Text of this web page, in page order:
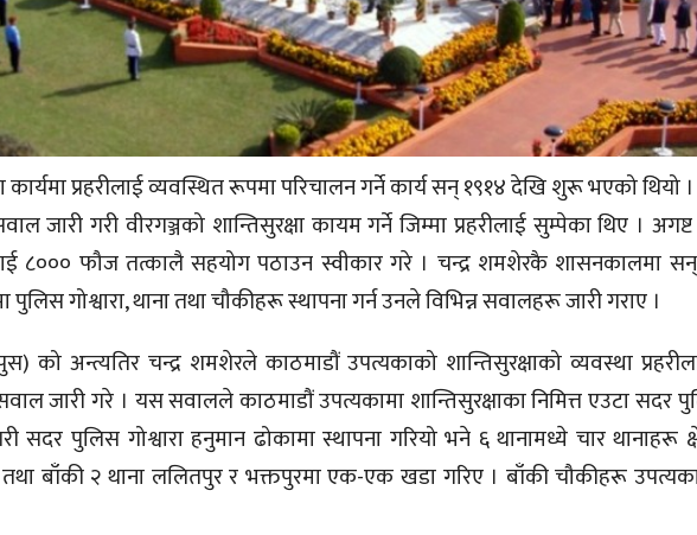
कार्यमा प्रहरीलाई व्यवस्थित रूपमा परिचालन गर्ने कार्य सन् १९१४ देखि शुरू भएको थियो
जारी गरी वीरगञ्जको शान्तिसुरक्षा कायम गर्ने जिम्मा प्रहरीलाई सुम्पेका थिए । अगष्ट
८००० फौज तत्कालै सहयोग पठाउन स्वीकार गरे । चन्द्र शमशेरकै शासनकालमा
गोश्वारा, थाना तथा चौकीहरू स्थापना गर्न उनले विभिन्न सवालहरू जारी गराए ।
को अन्त्यतिर चन्द्र शमशेरले काठमाडौं उपत्यकाको शान्तिसुरक्षाको व्यवस्था
जारी गरे । यस सवालले काठमाडौं उपत्यकामा शान्तिसुरक्षाका निमित्त एउटा सदर
सदर पुलिस गोश्वारा हनुमान ढोकामा स्थापना गरियो भने ६ थानामध्ये चार थानाहरू
बाँकी २ थाना ललितपुर र भक्तपुरमा एक-एक खडा गरिए । बाँकी चौकीहरू